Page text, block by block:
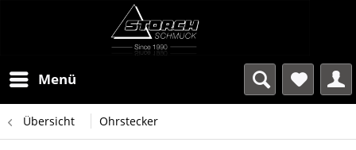
Menü
Übersicht Ohrstecker